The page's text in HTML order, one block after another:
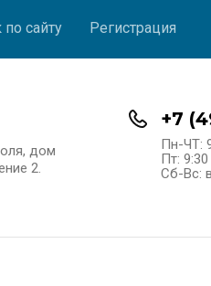
сайту Регистрация
дом
2.
+7
Пн-ЧТ:
Пт:
Сб-Вс: